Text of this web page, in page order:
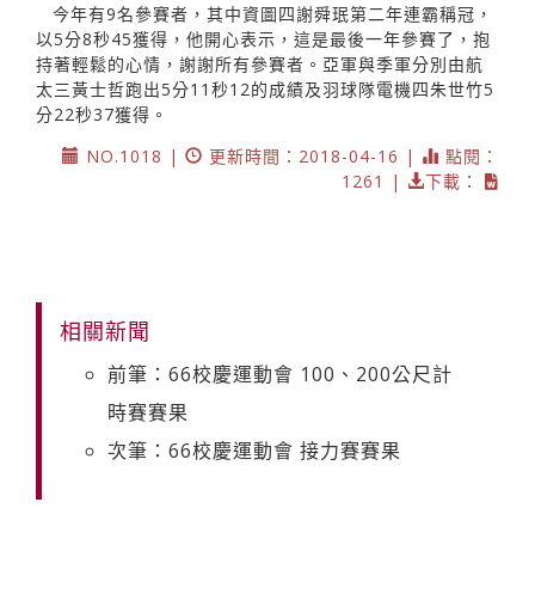
今年有9名參賽者，其中資圖四謝舜珉第二年連霸稱冠，
以5分8秒45獲得，他開心表示，這是最後一年參賽了，抱
持著輕鬆的心情，謝謝所有參賽者。亞軍與季軍分別由航
太三黃士哲跑出5分11秒12的成績及羽球隊電機四朱世竹5
分22秒37獲得。
NO.1018 |
更新時間：2018-04-16 |
點閱：
1261 |
下載：
相關新聞
前筆：66校慶運動會 100、200公尺計
時賽賽果
次筆：66校慶運動會 接力賽賽果